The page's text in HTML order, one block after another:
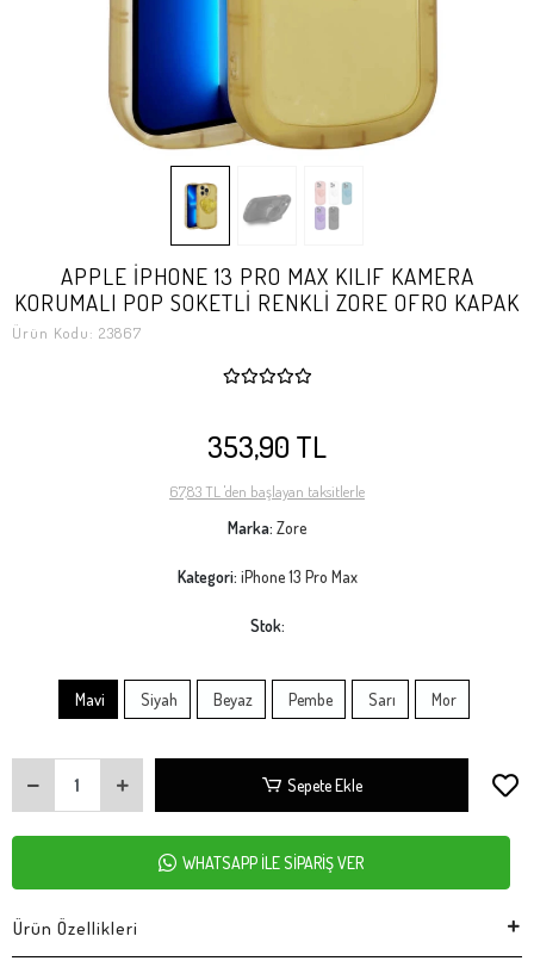
APPLE İPHONE 13 PRO MAX KILIF KAMERA
KORUMALI POP SOKETLİ RENKLİ ZORE OFRO KAPAK
Ürün Kodu: 23867
353,90 TL
67,83 TL 'den başlayan taksitlerle
Marka: Zore
Kategori: iPhone 13 Pro Max
Stok:
Mavi Siyah Beyaz Pembe Sarı Mor
Sepete Ekle
WHATSAPP İLE SİPARİŞ VER
Ürün Özellikleri